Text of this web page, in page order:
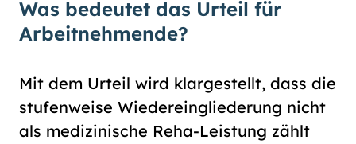
Was bedeutet das Urteil für
Arbeitnehmende?
Mit dem Urteil wird klargestellt, dass die
stufenweise Wiedereingliederung nicht
als medizinische Reha-Leistung zählt